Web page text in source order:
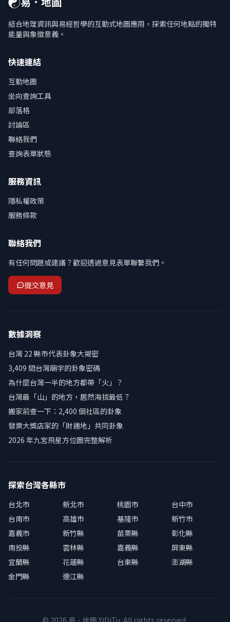
結合地理資訊與易經哲學的互動式地圖應用，探索任何地點的獨特
能量與象徵意義。
快速連結
互動地圖
坐向查詢工具
部落格
討論區
聯絡我們
查詢表單狀態
服務資訊
隱私權政策
服務條款
聯絡我們
有任何問題或建議？歡迎透過意見表單聯繫我們。
提交意見
數據洞察
台灣 22 縣市代表卦象大揭密
3,409 間台灣廟宇的卦象密碼
為什麼台灣一半的地方都帶「火」？
台灣最「山」的地方，居然海拔最低？
搬家前查一下：2,400 個社區的卦象
發票大獎店家的「財運地」共同卦象
2026 年九宮飛星方位圖完整解析
探索台灣各縣市
台北市 新北市 桃園市
台中市
台南市
高雄市 基隆市
新竹市
嘉義市
新竹縣 苗栗縣
彰化縣
南投縣
雲林縣 嘉義縣
屏東縣
宜蘭縣
花蓮縣 台東縣
澎湖縣
金門縣
連江縣